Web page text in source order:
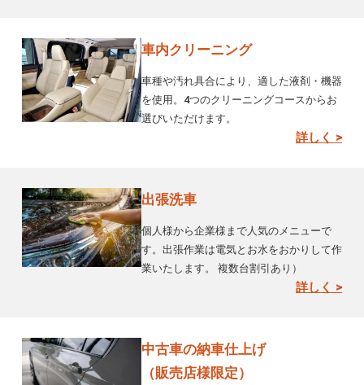
車内クリーニング
車種や汚れ具合により、適した液剤・機器
を使用。4つのクリーニングコースからお
選びいただけます。
詳しく >
出張洗車
個人様から企業様まで人気のメニューで
す。出張作業は電気とお水をおかりして作
業いたします。 複数台割引あり）
詳しく >
中古車の納車仕上げ
（販売店様限定）